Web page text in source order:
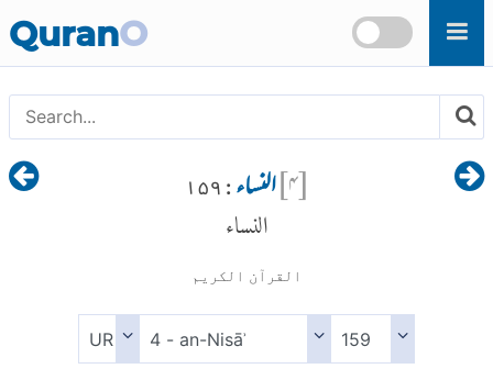
Skip to main content
QuranO
[۴]النساء : ۱۵۹
النساء
القرآن الكريم